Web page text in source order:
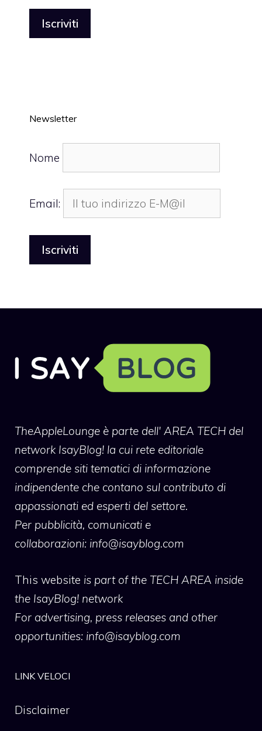
Newsletter
Nome
Email:
TheAppleLounge è parte dell' AREA TECH del
network IsayBlog! la cui rete editoriale
comprende siti tematici di informazione
indipendente che contano sul contributo di
appassionati ed esperti del settore.
Per pubblicità, comunicati e
collaborazioni: info@isayblog.com
This website is part of the TECH AREA inside
the IsayBlog! network
For advertising, press releases and other
opportunities: info@isayblog.com
LINK VELOCI
Disclaimer